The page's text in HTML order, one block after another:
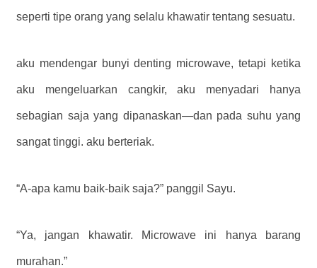
seperti tipe orang yang selalu khawatir tentang sesuatu.
aku mendengar bunyi denting microwave, tetapi ketika
aku mengeluarkan cangkir, aku menyadari hanya
sebagian saja yang dipanaskan—dan pada suhu yang
sangat tinggi. aku berteriak.
“A-apa kamu baik-baik saja?” panggil Sayu.
“Ya, jangan khawatir. Microwave ini hanya barang
murahan.”